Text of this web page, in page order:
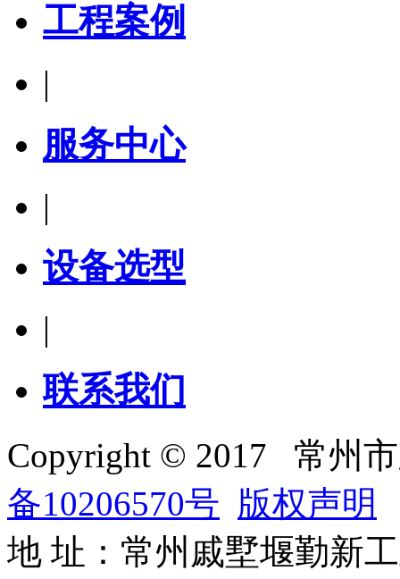
工程案例
|
服务中心
|
设备选型
|
联系我们
Copyright © 2017 常州
备10206570号 版权声明
地 址：常州戚墅堰勤新